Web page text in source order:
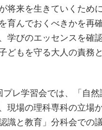
将来を生きていくため
育んでおくべきかを再
学びのエッセンスを確
どもを守る大人の責務
レ学習会では、「自然
現場の理科専科の立場
認識と教育」分科会での